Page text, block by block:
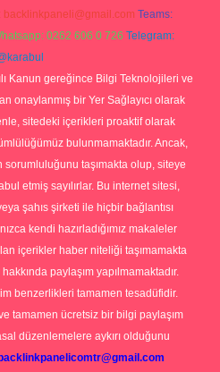
backlinkpaneli@gmail.com Teams:
0262 606 0 726 Telegram:
Kanun gereğince Bilgi Teknolojileri ve
onaylanmış bir Yer Sağlayıcı olarak
sitedeki içerikleri proaktif olarak
bulunmamaktadır. Ancak,
sorumluluğunu taşımakta olup, siteye
etmiş sayılırlar. Bu internet sitesi,
şahıs şirketi ile hiçbir bağlantısı
kendi hazırladığımız makaleler
içerikler haber niteliği taşımamakta
paylaşım yapılmamaktadır.
benzerlikleri tamamen tesadüfidir.
tamamen ücretsiz bir bilgi paylaşım
düzenlemelere aykırı olduğunu
backlinkpanelicomtr@gmail.com